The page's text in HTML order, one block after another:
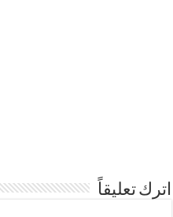
اترك تعليقاً